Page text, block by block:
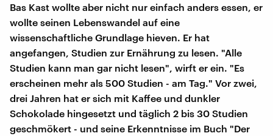
Bas Kast wollte aber nicht nur einfach anders essen, er
wollte seinen Lebenswandel auf eine
wissenschaftliche Grundlage hieven. Er hat
angefangen, Studien zur Ernährung zu lesen. "Alle
Studien kann man gar nicht lesen", wirft er ein. "Es
erscheinen mehr als 500 Studien - am Tag." Vor zwei,
drei Jahren hat er sich mit Kaffee und dunkler
Schokolade hingesetzt und täglich 2 bis 30 Studien
geschmökert - und seine Erkenntnisse im Buch "Der